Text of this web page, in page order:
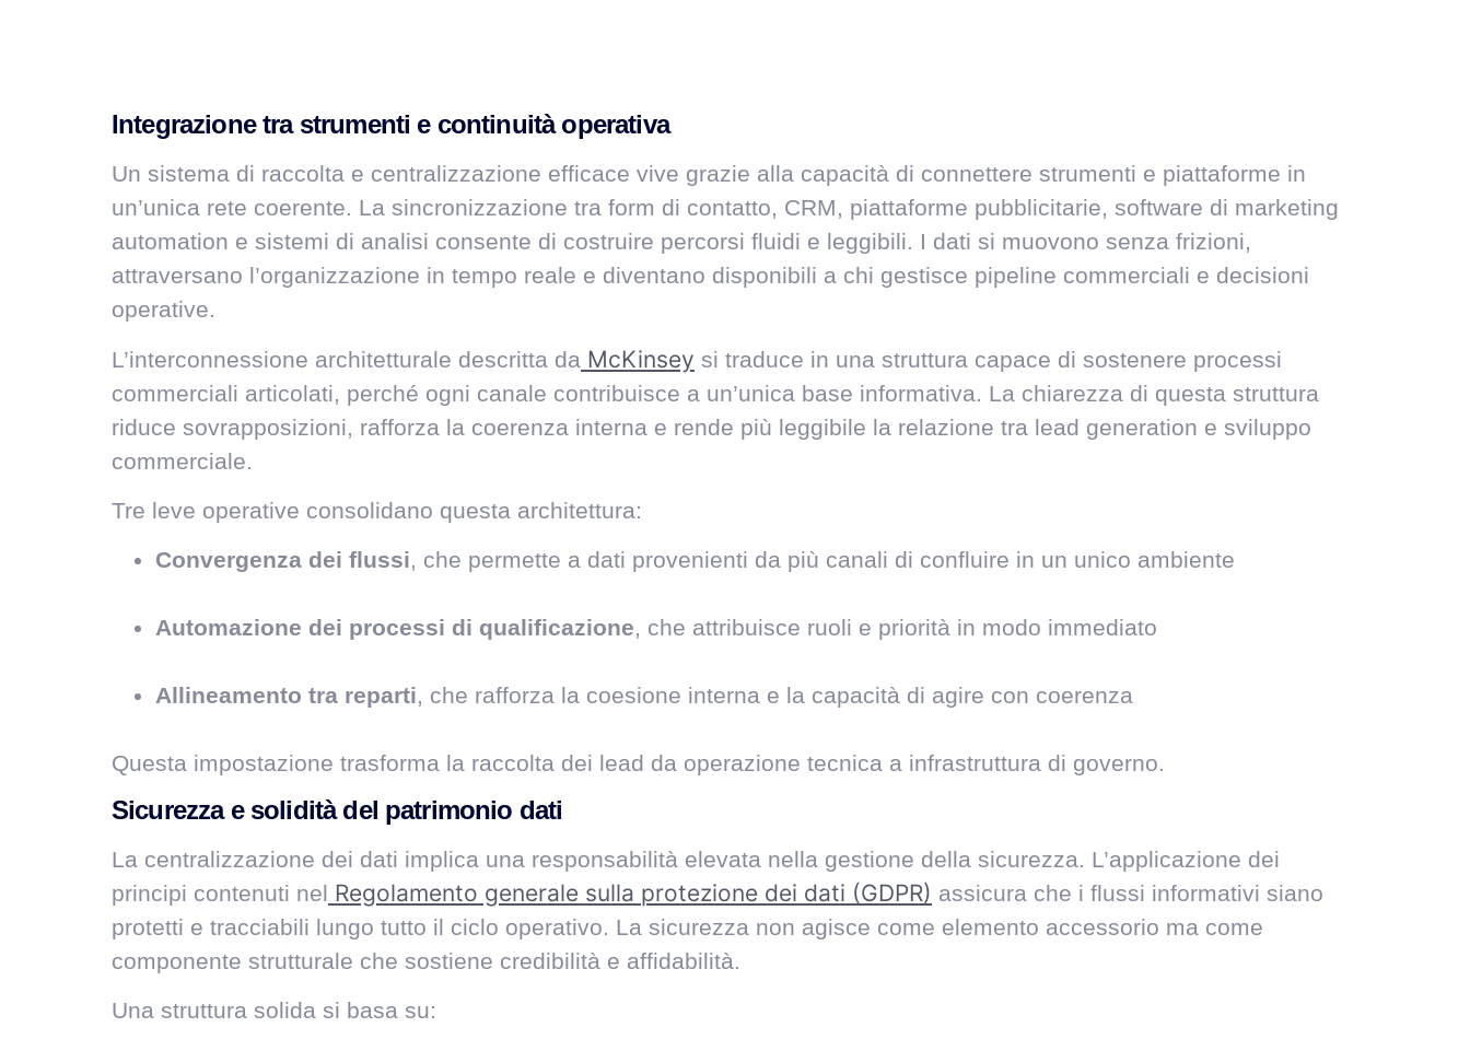
Integrazione tra strumenti e continuità operativa
Un sistema di raccolta e centralizzazione efficace vive grazie alla capacità di connettere strumenti e piattaforme in
un’unica rete coerente. La sincronizzazione tra form di contatto, CRM, piattaforme pubblicitarie, software di marketing
automation e sistemi di analisi consente di costruire percorsi fluidi e leggibili. I dati si muovono senza frizioni,
attraversano l’organizzazione in tempo reale e diventano disponibili a chi gestisce pipeline commerciali e decisioni
operative.
L’interconnessione architetturale descritta da McKinsey si traduce in una struttura capace di sostenere processi
commerciali articolati, perché ogni canale contribuisce a un’unica base informativa. La chiarezza di questa struttura
riduce sovrapposizioni, rafforza la coerenza interna e rende più leggibile la relazione tra lead generation e sviluppo
commerciale.
Tre leve operative consolidano questa architettura:
Convergenza dei flussi, che permette a dati provenienti da più canali di confluire in un unico ambiente
Automazione dei processi di qualificazione, che attribuisce ruoli e priorità in modo immediato
Allineamento tra reparti, che rafforza la coesione interna e la capacità di agire con coerenza
Questa impostazione trasforma la raccolta dei lead da operazione tecnica a infrastruttura di governo.
Sicurezza e solidità del patrimonio dati
La centralizzazione dei dati implica una responsabilità elevata nella gestione della sicurezza. L’applicazione dei
principi contenuti nel Regolamento generale sulla protezione dei dati (GDPR) assicura che i flussi informativi siano
protetti e tracciabili lungo tutto il ciclo operativo. La sicurezza non agisce come elemento accessorio ma come
componente strutturale che sostiene credibilità e affidabilità.
Una struttura solida si basa su: